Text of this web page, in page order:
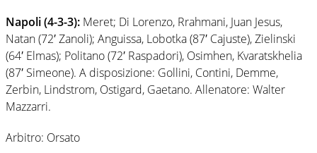
Napoli (4-3-3): Meret; Di Lorenzo, Rrahmani, Juan Jesus,
Natan (72′ Zanoli); Anguissa, Lobotka (87′ Cajuste), Zielinski
(64′ Elmas); Politano (72′ Raspadori), Osimhen, Kvaratskhelia
(87′ Simeone). A disposizione: Gollini, Contini, Demme,
Zerbin, Lindstrom, Ostigard, Gaetano. Allenatore: Walter
Mazzarri.
Arbitro: Orsato